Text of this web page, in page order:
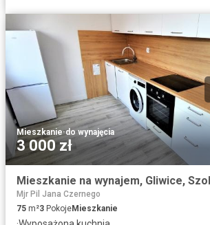
Mieszkanie·do wynajęcia
3 000 zł
Mieszkanie na wynajem, Gliwice,
Mjr Pil Jana Czernego
75 m²3 PokojeMieszkanie